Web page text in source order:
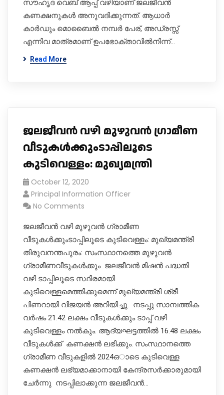
സൗഹൃദ വെബ് ആപ്പ് വഴിയാണ് ജലജീവൻ
കണക്ഷനുകൾ അനുവദിക്കുന്നത്. ആധാർ
കാർഡും മൊബൈൽ നമ്പർ പേര്, അഡ്രസ്സ്
എന്നിവ മാത്രമാണ് ഉപഭോക്താവിൽനിന്ന്…
Read More
ജലജീവൻ വഴി മുഴുവൻ ഗ്രാമീണ
വീടുകൾക്കുംടാപ്പിലൂടെ
കുടിവെള്ളം: മുഖ്യമന്ത്രി
October 12, 2020
Principal Information Officer
No Comments
ജലജീവൻ വഴി മുഴുവൻ ഗ്രാമീണ
വീടുകൾക്കുംടാപ്പിലൂടെ കുടിവെള്ളം: മുഖ്യമന്ത്രി
തിരുവനന്തപുരം: സംസ്ഥാനത്തെ മുഴുവൻ
ഗ്രാമീണവീടുകൾക്കും ജലജീവൻ മിഷൻ പദ്ധതി
വഴി ടാപ്പിലൂടെ സ്ഥിരമായി
കുടിവെള്ളമെത്തിക്കുമെന്ന് മുഖ്യമന്ത്രി ശ്രീ.
പിണറായി വിജയൻ അറിയിച്ചു. നടപ്പു സാമ്പത്തിക
വർഷം 21.42 ലക്ഷം വീടുകൾക്കും ടാപ്പ് വഴി
കുടിവെള്ളം നൽകും. ആദ്യഘട്ടത്തിൽ 16.48 ലക്ഷം
വീടുകൾക്ക് കണക്ഷൻ ലഭിക്കും. സംസ്ഥാനത്തെ
ഗ്രാമീണ വീടുകളിൽ 2024ഒാടെ കുടിവെള്ള
കണക്ഷൻ ലഭ്യമാക്കാനായി കേന്ദ്രസർക്കാരുമായി
ചേർന്നു നടപ്പിലാക്കുന്ന ജലജീവൻ…